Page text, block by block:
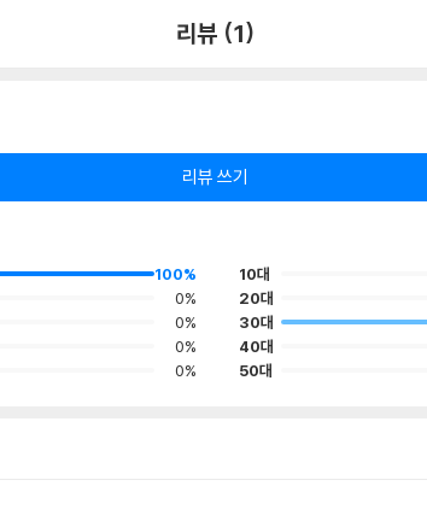
리뷰 (1)
리뷰 쓰기
100%
0%
0%
0%
0%
10대
20대
30대
40대
50대